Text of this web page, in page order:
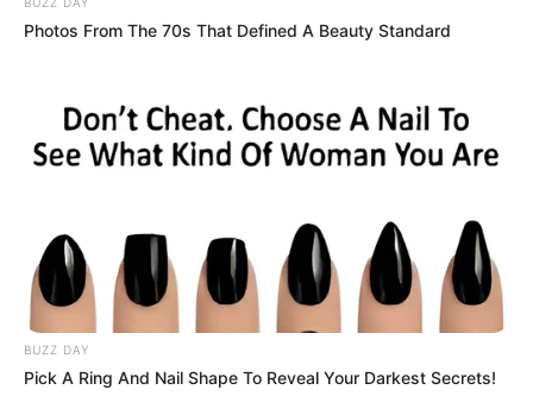
Photos From The 70s That Defined A Beauty Standard
BUZZ DAY
Pick A Ring And Nail Shape To Reveal Your Darkest Secrets!